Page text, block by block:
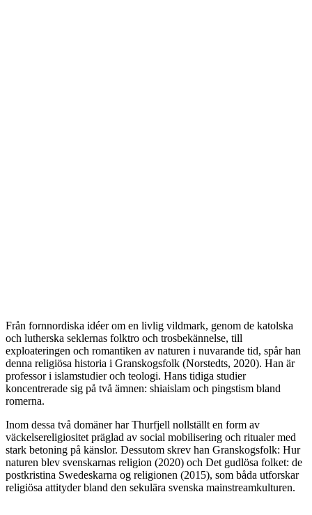
Från fornnordiska idéer om en livlig vildmark, genom de katolska
och lutherska seklernas folktro och trosbekännelse, till
exploateringen och romantiken av naturen i nuvarande tid, spår han
denna religiösa historia i Granskogsfolk (Norstedts, 2020). Han är
professor i islamstudier och teologi. Hans tidiga studier
koncentrerade sig på två ämnen: shiaislam och pingstism bland
romerna.
Inom dessa två domäner har Thurfjell nollställt en form av
väckelsereligiositet präglad av social mobilisering och ritualer med
stark betoning på känslor. Dessutom skrev han Granskogsfolk: Hur
naturen blev svenskarnas religion (2020) och Det gudlösa folket: de
postkristina Swedeskarna og religionen (2015), som båda utforskar
religiösa attityder bland den sekulära svenska mainstreamkulturen.